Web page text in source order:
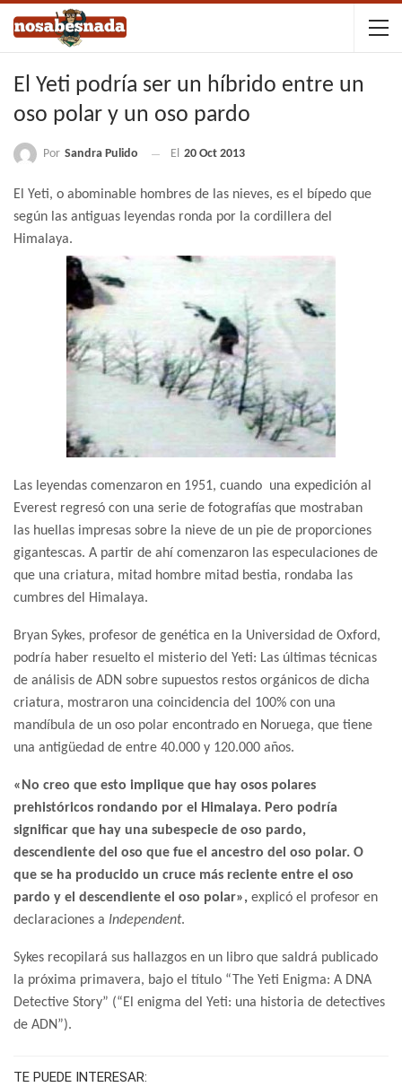
El Yeti podría ser un híbrido entre un
oso polar y un oso pardo
Por Sandra Pulido El 20 Oct 2013
El Yeti, o abominable hombres de las nieves, es el bípedo que
según las antiguas leyendas ronda por la cordillera del
Himalaya.
Las leyendas comenzaron en 1951, cuando una expedición al
Everest regresó con una serie de fotografías que mostraban
las huellas impresas sobre la nieve de un pie de proporciones
gigantescas. A partir de ahí comenzaron las especulaciones de
que una criatura, mitad hombre mitad bestia, rondaba las
cumbres del Himalaya.
Bryan Sykes, profesor de genética en la Universidad de Oxford,
podría haber resuelto el misterio del Yeti: Las últimas técnicas
de análisis de ADN sobre supuestos restos orgánicos de dicha
criatura, mostraron una coincidencia del 100% con una
mandíbula de un oso polar encontrado en Noruega, que tiene
una antigüedad de entre 40.000 y 120.000 años.
«No creo que esto implique que hay osos polares
prehistóricos rondando por el Himalaya. Pero podría
significar que hay una subespecie de oso pardo,
descendiente del oso que fue el ancestro del oso polar. O
que se ha producido un cruce más reciente entre el oso
pardo y el descendiente el oso polar», explicó el profesor en
declaraciones a Independent.
Sykes recopilará sus hallazgos en un libro que saldrá publicado
la próxima primavera, bajo el título “The Yeti Enigma: A DNA
Detective Story” (“El enigma del Yeti: una historia de detectives
de ADN”).
TE PUEDE INTERESAR: